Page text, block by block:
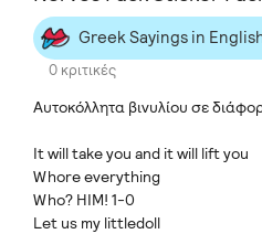
Greek Sayings in
0 κριτικές
Αυτοκόλλητα βινυλίου σε
It will take you and it will lift you
Whore everything
Who? HIM! 1-0
Let us my littledoll